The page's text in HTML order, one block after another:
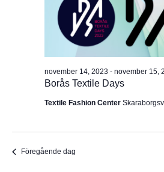
Borås Textile Days
november 14, 2023 - november 15,
Textile Fashion Center
Föregående dag